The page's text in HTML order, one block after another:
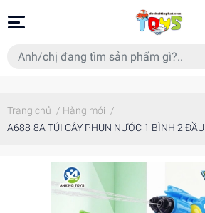
Trang chủ / Hàng mới /
A688-8A TÚI CÂY PHUN NƯỚC 1 BÌNH 2 ĐẦU